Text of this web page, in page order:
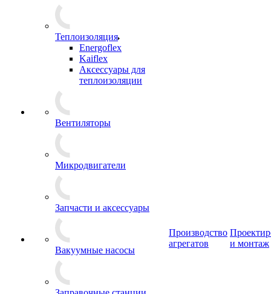
Теплоизоляция
Energoflex
Kaiflex
Аксессуары для
теплоизоляции
Вентиляторы
Микродвигатели
Запчасти и аксессуары
Вакуумные насосы
Производство
агрегатов
и монтаж